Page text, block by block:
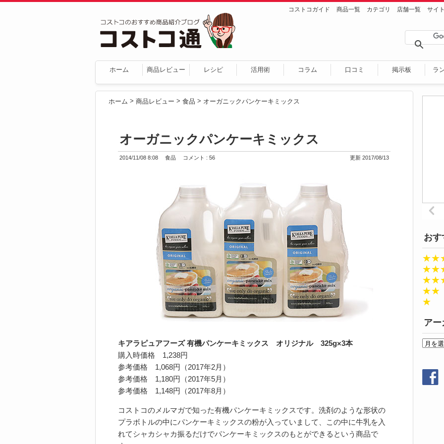
コストコガイド 商品一覧 カテゴリ 店舗一覧 サイ
ホーム 商品レビュー レシピ 活用術 コラム 口コミ 掲示板 ラ
ホーム > 商品レビュー > 食品 > オーガニックパンケーキミックス
オーガニックパンケーキミックス
2014/11/08 8:08 食品 コメント : 56 更新 2017/08/13
キアラピュアフーズ 有機パンケーキミックス オリジナル 325g×3本
購入時価格 1,238円
参考価格 1,068円（2017年2月）
参考価格 1,180円（2017年5月）
参考価格 1,148円（2017年8月）
コストコのメルマガで知った有機パンケーキミックスです。洗剤のような形状の
プラボトルの中にパンケーキミックスの粉が入っていまして、この中に牛乳を入
れてシャカシャカ振るだけでパンケーキミックスのもとができるという商品で
おす
★★
★
アー
ア
ブ